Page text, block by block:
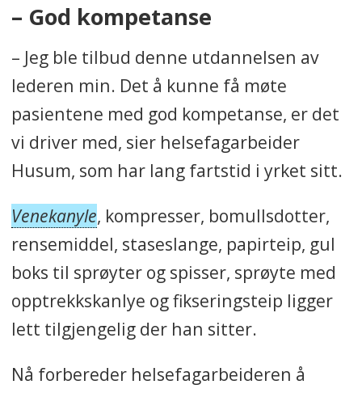
– God kompetanse
– Jeg ble tilbud denne utdannelsen av
lederen min. Det å kunne få møte
pasientene med god kompetanse, er det
vi driver med, sier helsefagarbeider
Husum, som har lang fartstid i yrket sitt.
Venekanyle, kompresser, bomullsdotter,
rensemiddel, staseslange, papirteip, gul
boks til sprøyter og spisser, sprøyte med
opptrekkskanlye og fikseringsteip ligger
lett tilgjengelig der han sitter.
Nå forbereder helsefagarbeideren å